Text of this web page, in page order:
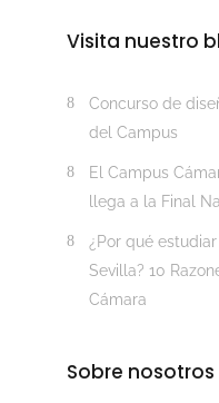
Visita nuestro
Concurso de
del Campus
El Campus
llega a la Final
¿Por qué
Sevilla? 10
Cámara
Sobre nosotros